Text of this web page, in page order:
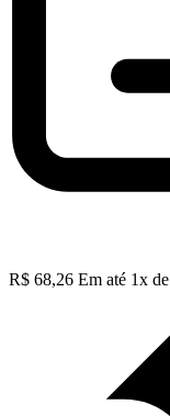
R$ 68,26 Em até 1x de